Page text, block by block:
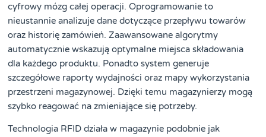
cyfrowy mózg całej operacji. Oprogramowanie to
nieustannie analizuje dane dotyczące przepływu towarów
oraz historię zamówień. Zaawansowane algorytmy
automatycznie wskazują optymalne miejsca składowania
dla każdego produktu. Ponadto system generuje
szczegółowe raporty wydajności oraz mapy wykorzystania
przestrzeni magazynowej. Dzięki temu magazynierzy mogą
szybko reagować na zmieniające się potrzeby.
Technologia RFID działa w magazynie podobnie jak